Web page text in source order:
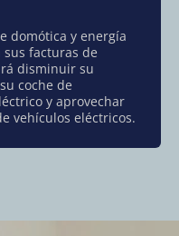
domótica y energía
facturas de
disminuir su
coche de
y aprovechar
vehículos eléctricos.